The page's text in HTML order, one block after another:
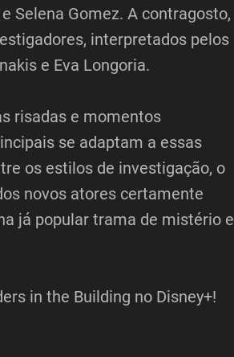
Selena Gomez. A contragosto,
interpretados pelos
e Eva Longoria.
risadas e momentos
se adaptam a essas
os estilos de investigação, o
novos atores certamente
já popular trama de mistério e
in the Building no Disney+!